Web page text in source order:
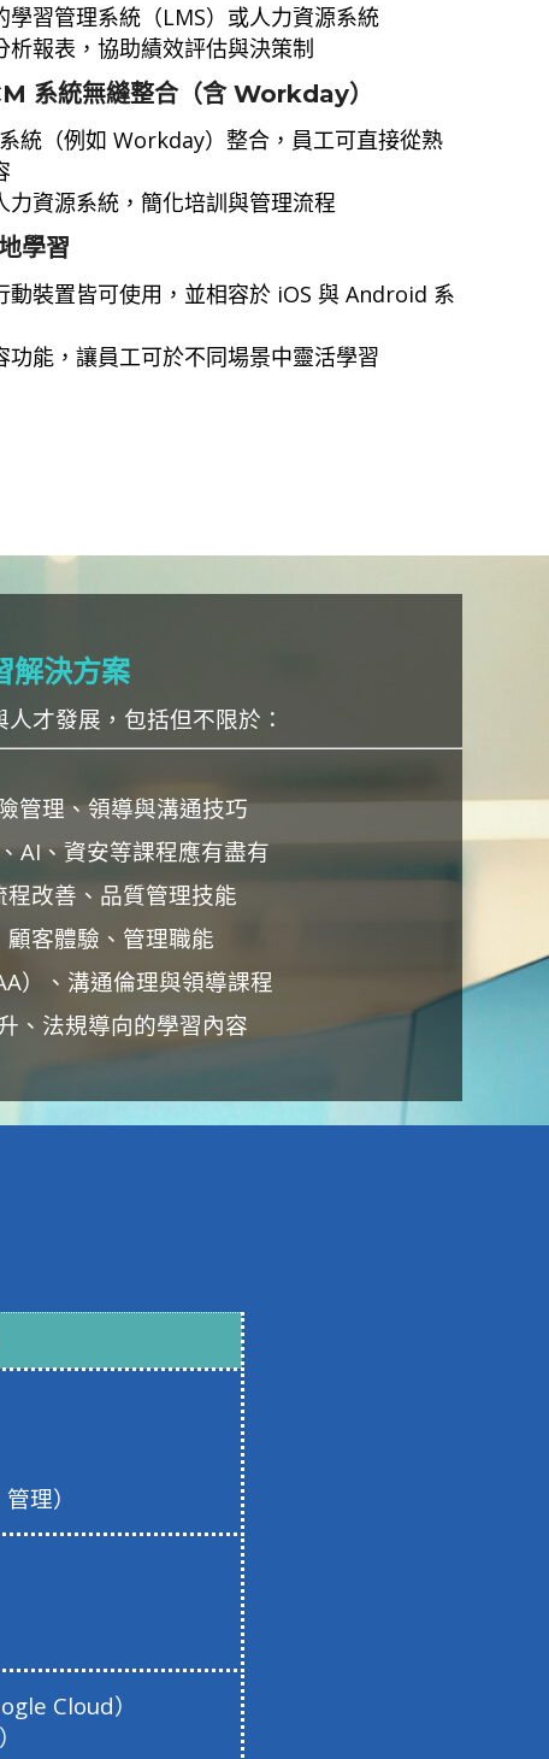
學習管理系統（LMS）或人力資源系統
析報表，協助績效評估與決策制
系統無縫整合（含 Workday）
統（例如 Workday）整合，員工可直接從熟
力資源系統，簡化培訓與管理流程
學習
動裝置皆可使用，並相容於 iOS 與 Android 系
功能，讓員工可於不同場景中靈活學習
解決方案
才發展，包括但不限於：
管理、領導與溝通技巧
AI、資安等課程應有盡有
改善、品質管理技能
客體驗、管理職能
）、溝通倫理與領導課程
、法規導向的學習內容
理）
Cloud）